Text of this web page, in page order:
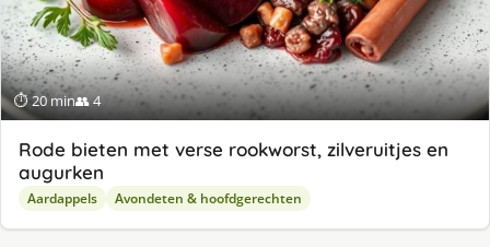
⏱ 20 min👥 4
Rode bieten met verse rookworst, zilveruitjes en
augurken
Aardappels Avondeten & hoofdgerechten